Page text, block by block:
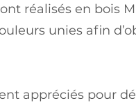
réalisés en bois
unies afin
appréciés pour